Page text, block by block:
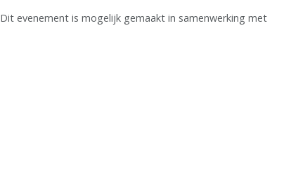
Dit evenement is mogelijk gemaakt in samenwerking met